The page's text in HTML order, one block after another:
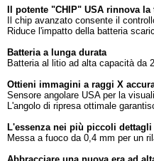
Il potente "CHIP" USA rinnova
Il chip avanzato consente il
Riduce l'impatto della batteria
Batteria a lunga durata
Batteria al litio ad alta capacità da
Ottieni immagini a raggi X
Sensore angolare USA per la
L'angolo di ripresa ottimale
L'essenza nei più piccoli dettagli
Messa a fuoco da 0,4 mm per un